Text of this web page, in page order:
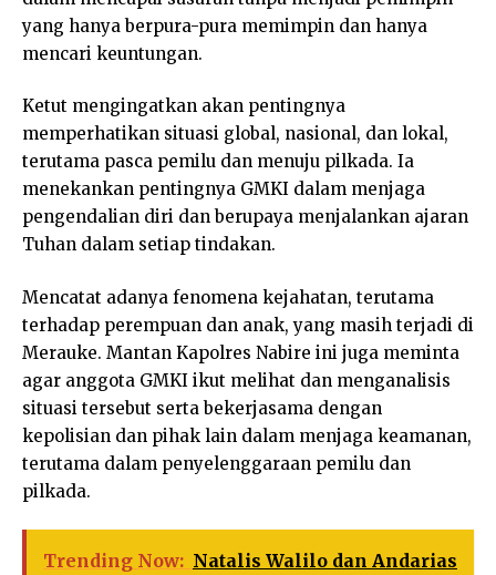
yang hanya berpura-pura memimpin dan hanya
mencari keuntungan.
Ketut mengingatkan akan pentingnya
memperhatikan situasi global, nasional, dan lokal,
terutama pasca pemilu dan menuju pilkada. Ia
menekankan pentingnya GMKI dalam menjaga
pengendalian diri dan berupaya menjalankan ajaran
Tuhan dalam setiap tindakan.
Mencatat adanya fenomena kejahatan, terutama
terhadap perempuan dan anak, yang masih terjadi di
Merauke. Mantan Kapolres Nabire ini juga meminta
agar anggota GMKI ikut melihat dan menganalisis
situasi tersebut serta bekerjasama dengan
kepolisian dan pihak lain dalam menjaga keamanan,
terutama dalam penyelenggaraan pemilu dan
pilkada.
Trending Now: Natalis Walilo dan Andarias